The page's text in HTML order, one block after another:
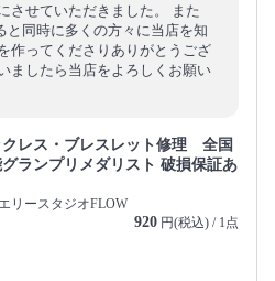
させていただきました。 また
と同時に多くの方々に当店を知
作ってくださりありがとうござ
ましたら当店をよろしくお願い
クレス・ブレスレット修理 全国
ランプリメダリスト 破損保証あ
リースタジオFLOW
920 円(税込) / 1点